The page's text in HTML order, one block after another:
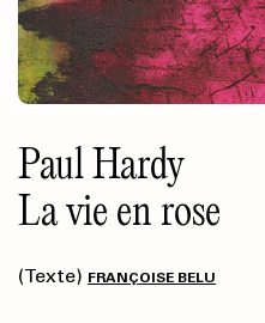
Paul Hardy
La vie en rose
(Texte) FRANÇOISE BELU